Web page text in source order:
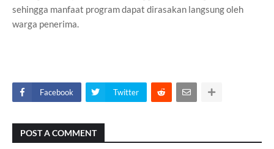
sehingga manfaat program dapat dirasakan langsung oleh
warga penerima.
Facebook Twitter
POST A COMMENT